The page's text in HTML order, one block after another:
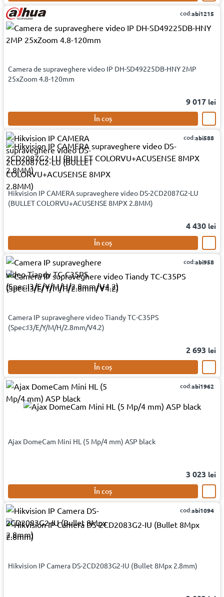
cod:abi1215
Camera de supraveghere video IP DH-SD49225DB-HNY 2MP
25xZoom 4.8-120mm
9 017 lei
În coș
cod:abi588
Hikvision IP CAMERA supraveghere video DS-2CD2087G2-LU
(BULLET COLORVU+ACUSENSE 8MPX 2.8MM)
4 430 lei
În coș
cod:abi958
Camera IP supraveghere video Tiandy TC-C35PS
(Spec:I3/E/Y/M/H/2.8mm/V4.2)
2 693 lei
În coș
cod:abi1962
Ajax DomeCam Mini HL (5 Mp/4 mm) ASP black
3 023 lei
În coș
cod:abi1094
Hikvision IP Camera DS-2CD2083G2-IU (Bullet 8Mpx 2.8mm)